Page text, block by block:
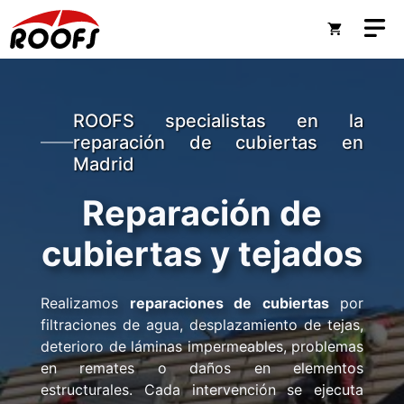
Saltar
al
contenido
ROOFS specialistas en la
reparación de cubiertas en
Madrid
Reparación de
cubiertas y tejados
Realizamos reparaciones de cubiertaspor
filtraciones de agua, desplazamiento de tejas,
deterioro de láminas impermeables, problemas
en remates o daños en elementos
estructurales. Cada intervención se ejecuta